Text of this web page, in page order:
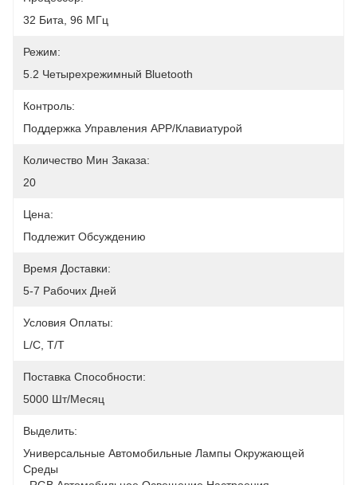
32 Бита, 96 МГц
Режим:
5.2 Четырехрежимный Bluetooth
Контроль:
Поддержка Управления APP/клавиатурой
Количество Мин Заказа:
20
Цена:
Подлежит Обсуждению
Время Доставки:
5-7 Рабочих Дней
Условия Оплаты:
L/C, T/T
Поставка Способности:
5000 Шт/месяц
Выделить:
Универсальные Автомобильные Лампы Окружающей
Среды